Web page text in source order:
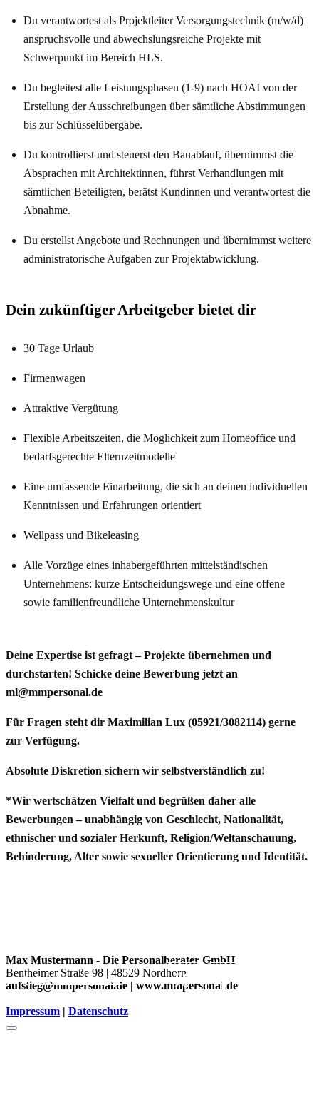
Zurück zu den Jobs
Du verantwortest als Projektleiter Versorgungstechnik (m/w/d)
anspruchsvolle und abwechslungsreiche Projekte mit
Schwerpunkt im Bereich HLS.
Du begleitest alle Leistungsphasen (1-9) nach HOAI von der
Erstellung der Ausschreibungen über sämtliche Abstimmungen
bis zur Schlüsselübergabe.
Du kontrollierst und steuerst den Bauablauf, übernimmst die
Absprachen mit Architektinnen, führst Verhandlungen mit
sämtlichen Beteiligten, berätst Kundinnen und verantwortest die
Abnahme.
Du erstellst Angebote und Rechnungen und übernimmst weitere
administratorische Aufgaben zur Projektabwicklung.
Dein zukünftiger Arbeitgeber bietet dir
30 Tage Urlaub
Firmenwagen
Attraktive Vergütung
Flexible Arbeitszeiten, die Möglichkeit zum Homeoffice und
bedarfsgerechte Elternzeitmodelle
Eine umfassende Einarbeitung, die sich an deinen individuellen
Kenntnissen und Erfahrungen orientiert
Wellpass und Bikeleasing
Alle Vorzüge eines inhabergeführten mittelständischen
Unternehmens: kurze Entscheidungswege und eine offene
sowie familienfreundliche Unternehmenskultur
Deine Expertise ist gefragt – Projekte übernehmen und
durchstarten! Schicke deine Bewerbung jetzt an
ml@mmpersonal.de
Für Fragen steht dir Maximilian Lux (05921/3082114) gerne
zur Verfügung.
Absolute Diskretion sichern wir selbstverständlich zu!
*Wir wertschätzen Vielfalt und begrüßen daher alle
Bewerbungen – unabhängig von Geschlecht, Nationalität,
ethnischer und sozialer Herkunft, Religion/Weltanschauung,
Behinderung, Alter sowie sexueller Orientierung und Identität.
Max Mustermann - Die Personalberater GmbH
Bentheimer Straße 98 | 48529 Nordhorn
aufstieg@mmpersonal.de | www.mmpersonal.de
Impressum | Datenschutz